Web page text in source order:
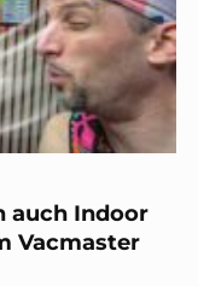
auch Indoor
Vacmaster